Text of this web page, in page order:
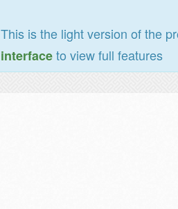
This is the light version of the
interfaceto view full features